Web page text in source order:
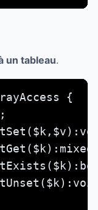
un tableau.
{